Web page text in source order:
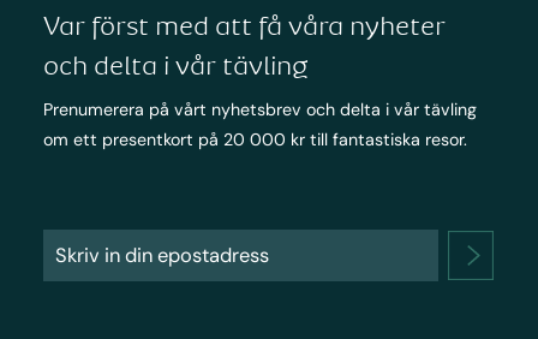
Var först med att få våra nyheter
och delta i vår tävling
Prenumerera på vårt nyhetsbrev och delta i vår tävling
om ett presentkort på 20 000 kr till fantastiska resor.